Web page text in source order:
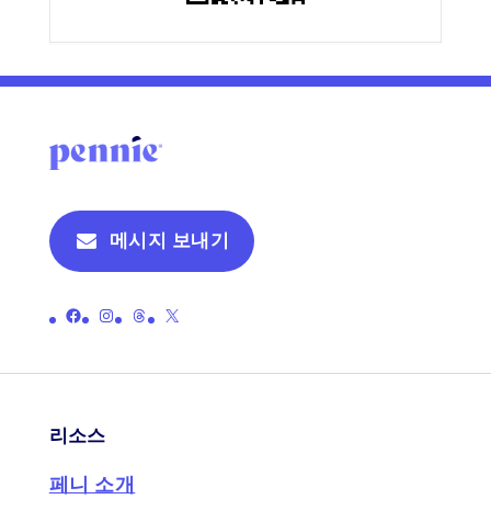
메시지 보내기
페니의 공식 페이스북 페이지 링크 페니의 공식 인스타그램 페이지 링크 페니의 공식 스레드 페이지로 연결되는 링크 페니의 공식 X(이전 트위터) 페이지로 연결되는 링크
리소스
페니 소개